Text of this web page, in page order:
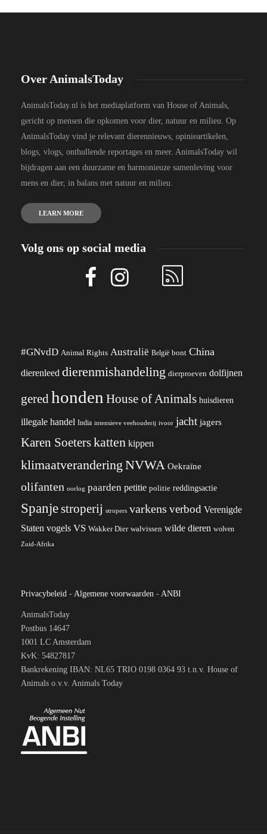
Over AnimalsToday
AnimalsToday.nl is het mediaplatform van House of Animals,
gericht op mensen die opkomen voor dier, natuur en milieu. Op
AnimalsToday vind je relevant dierennieuws, opinieartikelen,
blogs, vlogs, onthullende reportages en meer. AnimalsToday wil
bijdragen aan een duurzame en harmonieuze samenleving voor
mens en dier, in balans met natuur en milieu.
LEARN MORE
Volg ons op social media
#GNvdD Animal Rights Australië België bont China
dierenleed dierenmishandeling dierproeven dolfijnen
geredhonden House of Animals huisdieren
illegale handel India intensieve veehouderij ivoor jacht jagers
Karen Soeterskatten kippen
klimaatverandering NVWA Oekraïne
olifanten oorlog paarden petitie politie reddingsactie
Spanjestroperij stropers varkens verbod Verenigde
Staten vogels VS Wakker Dier walvissen wilde dieren wolven
Zuid-Afrika
Privacybeleid - Algemene voorwaarden - ANBI
AnimalsToday
Postbus 14647
1001 LC Amsterdam
KvK: 54827817
Bankrekening IBAN: NL65 TRIO 0198 0364 93 t.n.v. House of
Animals o.v.v. Animals Today